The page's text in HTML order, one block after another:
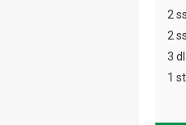
2 ss
2 ss
3 dl
1